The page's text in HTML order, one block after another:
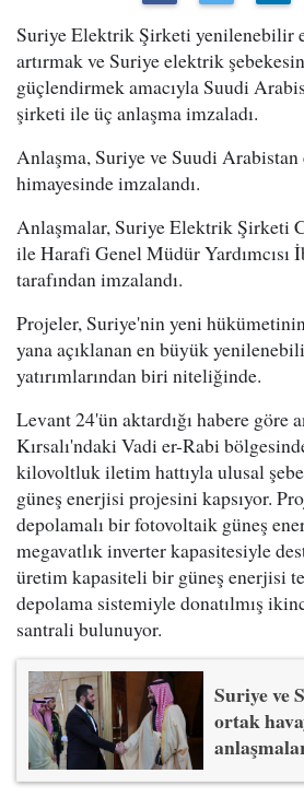
Suriye Elektrik Şirketi yenilenebilir
artırmak ve Suriye elektrik
güçlendirmek amacıyla Suudi
şirketi ile üç anlaşma imzaladı.
Anlaşma, Suriye ve Suudi Arabistan
himayesinde imzalandı.
Anlaşmalar, Suriye Elektrik Şirketi
ile Harafi Genel Müdür Yardımcısı
tarafından imzalandı.
Projeler, Suriye'nin yeni
yana açıklanan en büyük
yatırımlarından biri niteliğinde.
Levant 24'ün aktardığı habere göre
Kırsalı'ndaki Vadi er-Rabi
kilovoltluk iletim hattıyla ulusal
güneş enerjisi projesini kapsıyor.
depolamalı bir fotovoltaik güneş
megavatlık inverter kapasitesiyle
üretim kapasiteli bir güneş enerjisi
depolama sistemiyle donatılmış
santrali bulunuyor.
Suriye ve
ortak